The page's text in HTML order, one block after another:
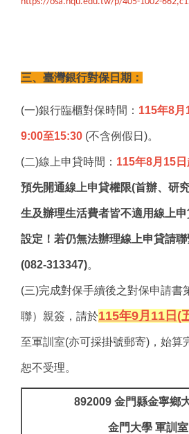
三、臺灣銀行對保日期：
(一)銀行臨櫃對保時間： 115年8月
9:00至15:30 (不含例假日)。
(二)線上申貸時間： 115年8月15
預先開通線上申貸權限(首辦、研
生及辦理生活費者皆不適用線上
設定！若仍無法辦理線上申貸請
(082-313347)。
(三)完成對保手續後之對保申請書
聯）親簽，請於115年9月11日(
至軍訓室(亦可採掛號郵寄)，始算
恕不受理。
892009 金門縣金寧鄉
金門大學 軍訓